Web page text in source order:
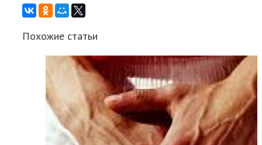
Похожие статьи